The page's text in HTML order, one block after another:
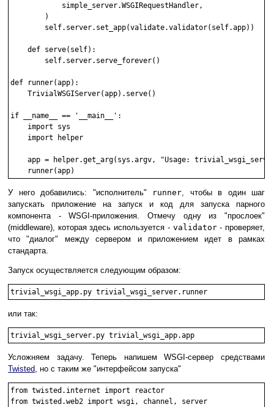
            simple_server.WSGIRequestHandler,
        )
        self.server.set_app(validate.validator(self.app))
    def serve(self):
        self.server.serve_forever()
def runner(app):
    TrivialWSGIServer(app).serve()
if __name__ == '__main__':
    import sys
    import helper
app = helper.get_arg(sys.argv, "Usage:
У него добавились: "исполнитель" runner, чтобы в один шаг
запускать приложение на запуск и код для запуска парного
компонента - WSGI-приложения. Отмечу одну из "прослоек"
(middleware), которая здесь используется - validator- проверяет,
что "диалог" между сервером и приложением идет в рамках
стандарта.
Запуск осуществляется следующим образом:
или так:
Усложняем задачу. Теперь напишем WSGI-сервер средствами
Twisted, но с таким же "интерфейсом запуска"
from twisted.internet import reactor
from twisted.web2 import wsgi, channel, server